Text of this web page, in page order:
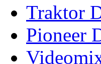
Traktor
Pioneer